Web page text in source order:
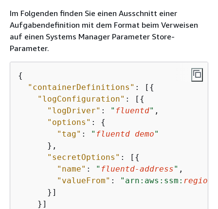
Im Folgenden finden Sie einen Ausschnitt einer
Aufgabendefinition mit dem Format beim Verweisen
auf einen Systems Manager Parameter Store-
Parameter.
{
"containerDefinitions" : [ {
"logConfiguration" : [ {
"logDriver" : " fluentd" ,
"options" : {
"tag" : " fluentd demo"
      },
"secretOptions" : [ {
"name" : " fluentd-address" ,
"valueFrom" : "arn:aws:ssm: region
      }]
    }]